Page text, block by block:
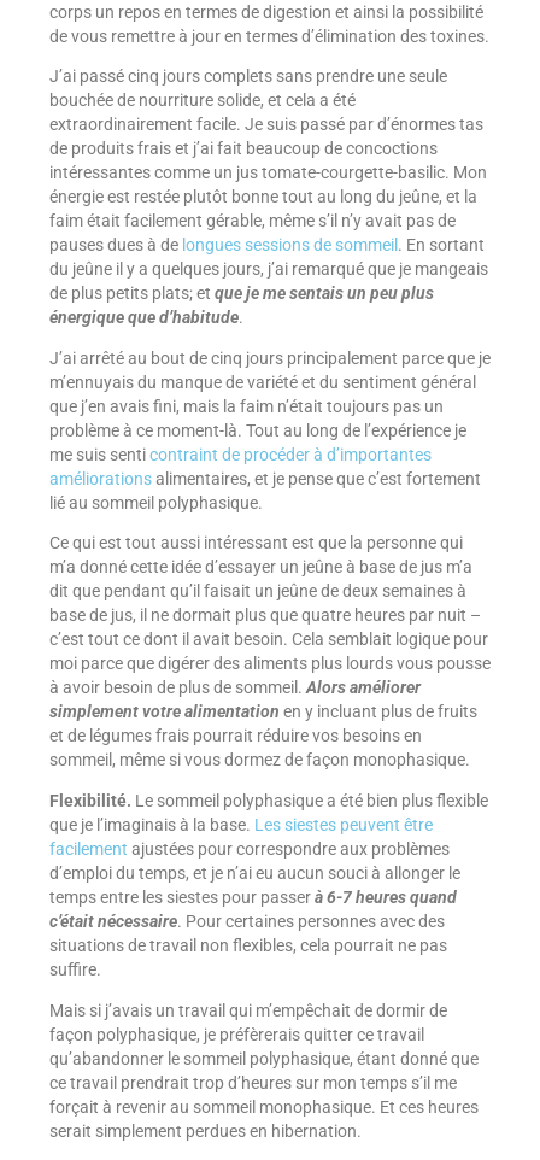
corps un repos en termes de digestion et ainsi la possibilité
de vous remettre à jour en termes d’élimination des toxines.
J’ai passé cinq jours complets sans prendre une seule
bouchée de nourriture solide, et cela a été
extraordinairement facile. Je suis passé par d’énormes tas
de produits frais et j’ai fait beaucoup de concoctions
intéressantes comme un jus tomate-courgette-basilic. Mon
énergie est restée plutôt bonne tout au long du jeûne, et la
faim était facilement gérable, même s’il n’y avait pas de
pauses dues à de longues sessions de sommeil . En sortant
du jeûne il y a quelques jours, j’ai remarqué que je mangeais
de plus petits plats; et que je me sentais un peu plus
énergique que d’habitude.
J’ai arrêté au bout de cinq jours principalement parce que je
m’ennuyais du manque de variété et du sentiment général
que j’en avais fini, mais la faim n’était toujours pas un
problème à ce moment-là. Tout au long de l’expérience je
me suis senticontraint de procéder à d’importantes
améliorationsalimentaires, et je pense que c’est fortement
lié au sommeil polyphasique.
Ce qui est tout aussi intéressant est que la personne qui
m’a donné cette idée d’essayer un jeûne à base de jus m’a
dit que pendant qu’il faisait un jeûne de deux semaines à
base de jus, il ne dormait plus que quatre heures par nuit –
c’est tout ce dont il avait besoin. Cela semblait logique pour
moi parce que digérer des aliments plus lourds vous pousse
à avoir besoin de plus de sommeil.Alors améliorer
simplement votre alimentation en y incluant plus de fruits
et de légumes frais pourrait réduire vos besoins en
sommeil, même si vous dormez de façon monophasique.
Flexibilité. Le sommeil polyphasique a été bien plus flexible
que je l’imaginais à la base. Les siestes peuvent être
facilement ajustées pour correspondre aux problèmes
d’emploi du temps, et je n’ai eu aucun souci à allonger le
temps entre les siestes pour passerà 6-7 heures quand
c’était nécessaire. Pour certaines personnes avec des
situations de travail non flexibles, cela pourrait ne pas
suffire.
Mais si j’avais un travail qui m’empêchait de dormir de
façon polyphasique, je préfèrerais quitter ce travail
qu’abandonner le sommeil polyphasique, étant donné que
ce travail prendrait trop d’heures sur mon temps s’il me
forçait à revenir au sommeil monophasique. Et ces heures
serait simplement perdues en hibernation.